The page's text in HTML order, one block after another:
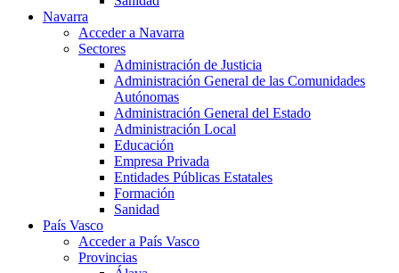
Navarra
Acceder a Navarra
Sectores
Administración de Justicia
Administración General de las Comunidades
Autónomas
Administración General del Estado
Administración Local
Educación
Empresa Privada
Entidades Públicas Estatales
Formación
Sanidad
País Vasco
Acceder a País Vasco
Provincias